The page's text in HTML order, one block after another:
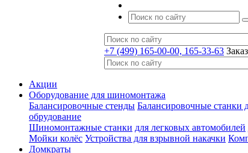
+7 (499) 165-00-00, 165-33-63
Акции
Оборудование для шиномонтажа
Балансировочные стенды Балансировочные станки
обрудование
Шиномонтажные станки для легковых автомобилей
Мойки колёс Устройства для взрывной накачки
Домкраты